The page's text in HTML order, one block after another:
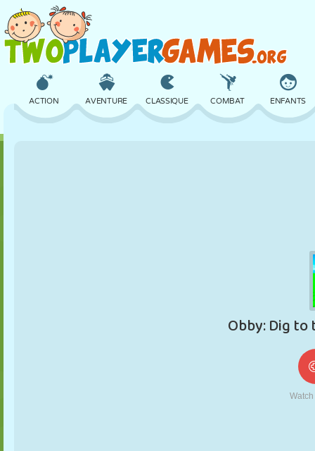
ACTION AVENTURE CLASSIQUE COMBAT ENFANTS
RÉTRO ROBOT